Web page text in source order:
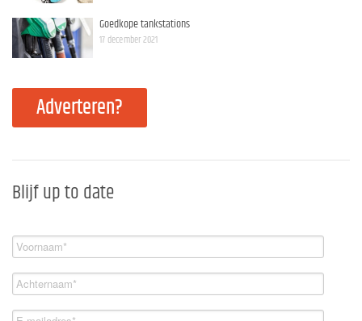
Goedkope tankstations
17 december 2021
Adverteren?
Blijf up to date